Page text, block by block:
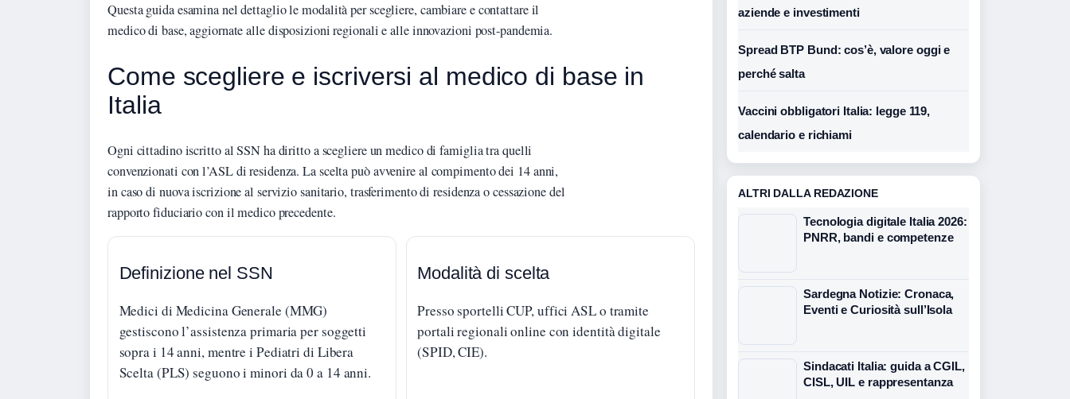
Questa guida esamina nel dettaglio le modalità per scegliere, cambiare e contattare il
medico di base, aggiornate alle disposizioni regionali e alle innovazioni post-pandemia.
Come scegliere e iscriversi al medico di base in
Italia
Ogni cittadino iscritto al SSN ha diritto a scegliere un medico di famiglia tra quelli
convenzionati con l’ASL di residenza. La scelta può avvenire al compimento dei 14 anni,
in caso di nuova iscrizione al servizio sanitario, trasferimento di residenza o cessazione del
rapporto fiduciario con il medico precedente.
Definizione nel SSN
Medici di Medicina Generale (MMG)
gestiscono l’assistenza primaria per soggetti
sopra i 14 anni, mentre i Pediatri di Libera
Scelta (PLS) seguono i minori da 0 a 14 anni.
Modalità di scelta
Presso sportelli CUP, uffici ASL o tramite
portali regionali online con identità digitale
(SPID, CIE).
aziende e investimenti
Spread BTP Bund: cos’è, valore oggi e
perché salta
Vaccini obbligatori Italia: legge 119,
calendario e richiami
ALTRI DALLA REDAZIONE
Tecnologia digitale Italia 2026:
PNRR, bandi e competenze
Sardegna Notizie: Cronaca,
Eventi e Curiosità sull’Isola
Sindacati Italia: guida a CGIL,
CISL, UIL e rappresentanza